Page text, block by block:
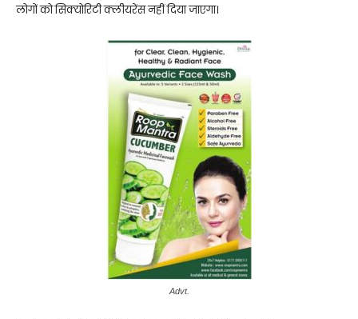
लोगों को सिक्योरिटी क्लीयरेंस नहीं दिया जाएगा।
Advt.